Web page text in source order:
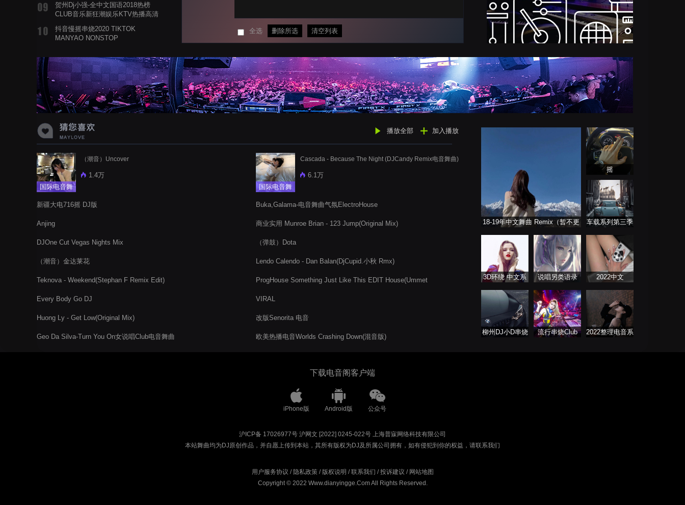
贺州Dj小强-全中文国语2018热榜
CLUB音乐新狂潮娱乐KTV热播高清
抖音慢摇串烧2020 TIKTOK
MANYAO NONSTOP
蝉爸爸妈妈爱存在夏天的风是想你的
声音啊
全选 删除所选 清空列表
播放全部 加入播放
国际电音舞
（潮音）Uncover
1.4万
新疆大电716摇 DJ版
Anjing
DJOne Cut Vegas Nights Mix
（潮音）金达莱花
Teknova - Weekend(Stephan F Remix Edit)
Every Body Go DJ
Huong Ly - Get Low(Original Mix)
Geo Da Silva-Turn You On女说唱Club电音舞曲
国际电音舞
Cascada - Because The Night (DJCandy Remix电音舞曲)
6.1万
Buka,Galama-电音舞曲气氛ElectroHouse
商业实用 Munroe Brian - 123 Jump(Original Mix)
（弹鼓）Dota
Lendo Calendo - Dan Balan(DjCupid.小秋 Rmx)
ProgHouse Something Just Like This EDIT House(Ummet
VIRAL
改版Senorita 电音
欧美热播电音Worlds Crashing Down(混音版)
18-19年中文舞曲 Remix（暂不更
摇
车载系列第三季
3D环绕 中文系
说唱另类语录
2022中文
柳州DJ小D串烧
流行串烧Club
2022整理电音系
下载电音阁客户端
iPhone版 Android版 公众号
沪ICP备 17026977号 沪网文 [2022] 0245-022号 上海普寐网络科技有限公司
本站舞曲均为DJ原创作品，并自愿上传到本站，其所有版权为DJ及所属公司拥有，如有侵犯到你的权益，请联系我们
用户服务协议 / 隐私政策/ 版权说明 /联系我们 /投诉建议 / 网站地图
Copyright © 2022 Www.dianyingge.Com All Rights Reserved.